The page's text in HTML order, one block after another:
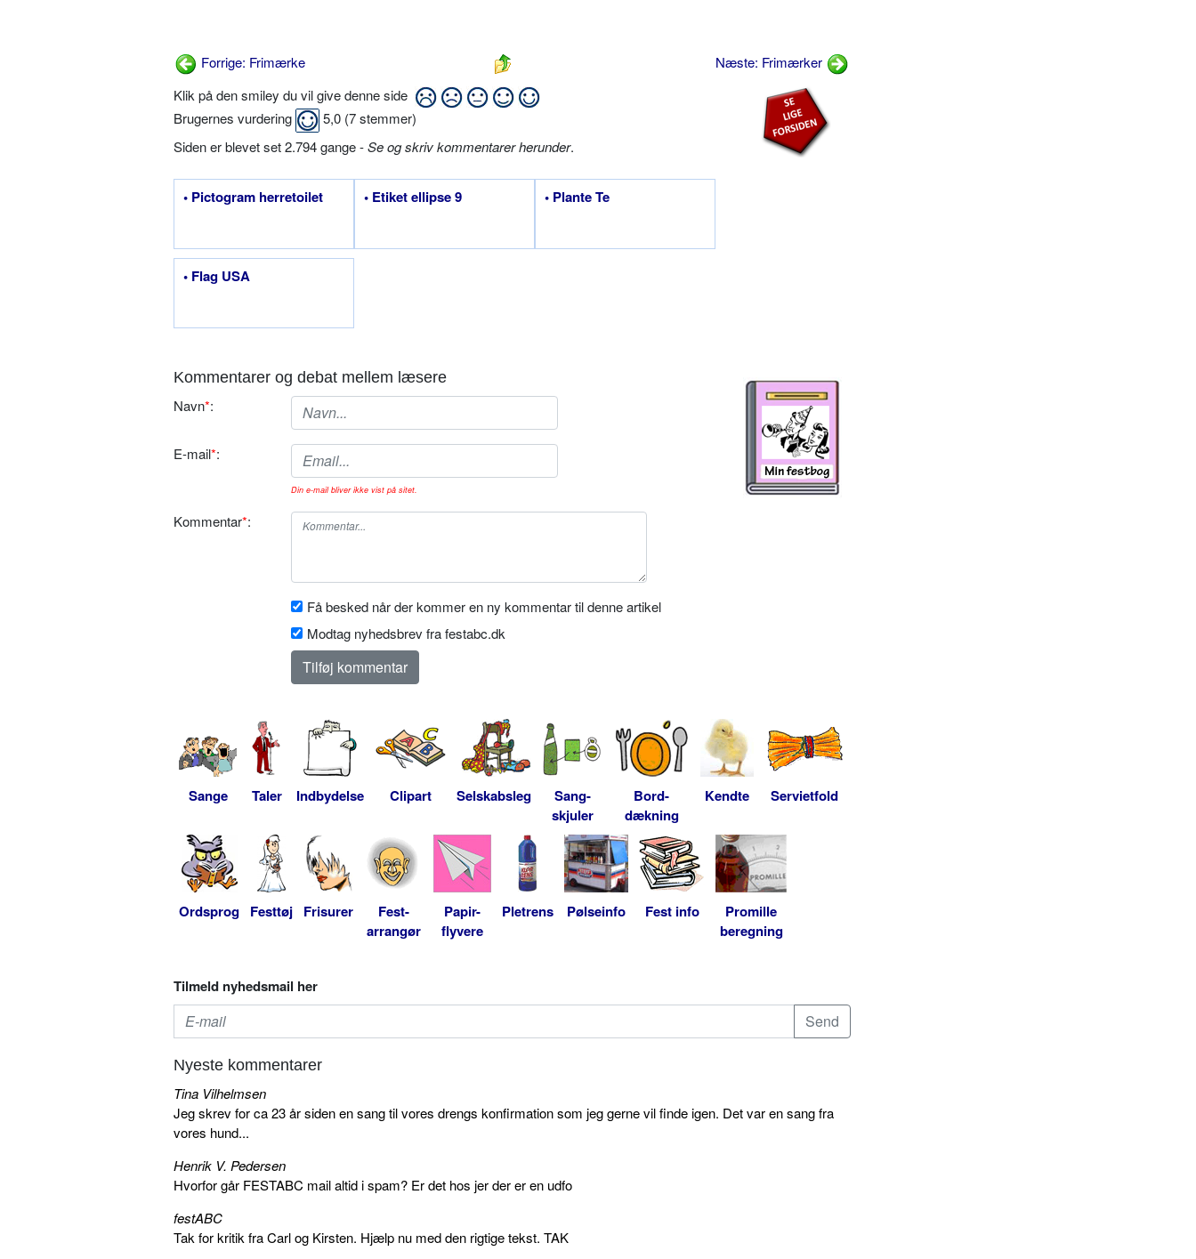
Forrige: Frimærke
Næste: Frimærker
Klik på den smiley du vil give denne side
Brugernes vurdering
5,0 (7stemmer)
Siden er blevet set 2.794 gange -Se og skriv kommentarer herunder.
• Pictogram herretoilet • Etiket ellipse 9 • Plante Te
• Flag USA
Kommentarer og debat mellem læsere
Navn*:
E-mail*:
Din e-mail bliver ikke vist på sitet.
Kommentar*:
Få besked når der kommer en ny kommentar til denne artikel
Modtag nyhedsbrev fra festabc.dk
Sange Taler Indbydelse Clipart Selskabsleg
Sang-
skjuler
Bord-
dækning
Kendte Servietfold
Ordsprog Festtøj Frisurer
Fest-
arrangør
Papir-
flyvere
Pletrens Pølseinfo Fest info
Promille
beregning
Tilmeld nyhedsmail her
Nyeste kommentarer
Tina Vilhelmsen
Jeg skrev for ca 23 år siden en sang til vores drengs konfirmation som jeg gerne vil finde igen. Det var en sang fra
vores hund...
Henrik V. Pedersen
Hvorfor går FESTABC mail altid i spam? Er det hos jer der er en udfo
festABC
Tak for kritik fra Carl og Kirsten. Hjælp nu med den rigtige tekst. TAK